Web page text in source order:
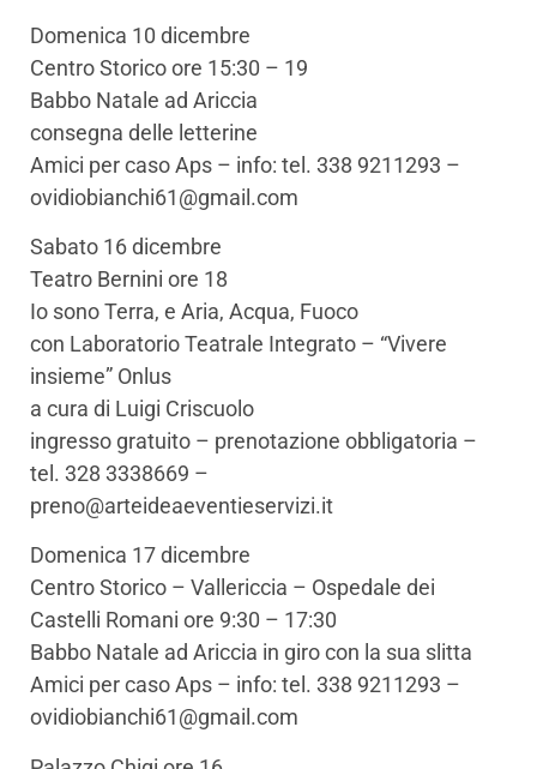
Domenica 10 dicembre
Centro Storico ore 15:30 – 19
Babbo Natale ad Ariccia
consegna delle letterine
Amici per caso Aps – info: tel. 338 9211293 –
ovidiobianchi61@gmail.com
Sabato 16 dicembre
Teatro Bernini ore 18
Io sono Terra, e Aria, Acqua, Fuoco
con Laboratorio Teatrale Integrato – “Vivere
insieme” Onlus
a cura di Luigi Criscuolo
ingresso gratuito – prenotazione obbligatoria –
tel. 328 3338669 –
preno@arteideaeventieservizi.it
Domenica 17 dicembre
Centro Storico – Vallericcia – Ospedale dei
Castelli Romani ore 9:30 – 17:30
Babbo Natale ad Ariccia in giro con la sua slitta
Amici per caso Aps – info: tel. 338 9211293 –
ovidiobianchi61@gmail.com